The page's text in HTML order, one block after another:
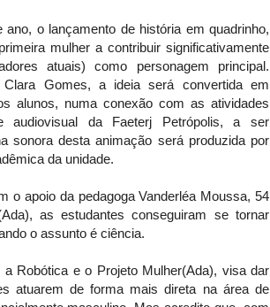
o lançamento de história em quadrinho,
mulher a contribuir significativamente
atuais) como personagem principal.
Clara Gomes, a ideia será convertida em
alunos, numa conexão com as atividades
audiovisual da Faeterj Petrópolis, a ser
sonora desta animação será produzida por
da unidade.
o apoio da pedagoga Vanderléa Moussa, 54
as estudantes conseguiram se tornar
o assunto é ciência.
Robótica e o Projeto Mulher(Ada), visa dar
atuarem de forma mais direta na área de